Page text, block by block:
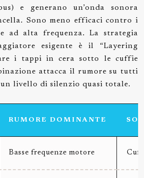
e generano un’onda sonora
Sono meno efficaci contro i
ad alta frequenza. La strategia
esigente è il “Layering
i tappi in cera sotto le cuffie
attacca il rumore su tutti
livello di silenzio quasi totale.
RUMORE DOMINANTE
Basse frequenze motore